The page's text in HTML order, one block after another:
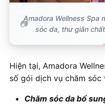
Amadora Wellness Spa
sóc da, thư giãn
Hiện tại, Amadora
số gói dịch vụ chăm
Chăm sóc da bổ